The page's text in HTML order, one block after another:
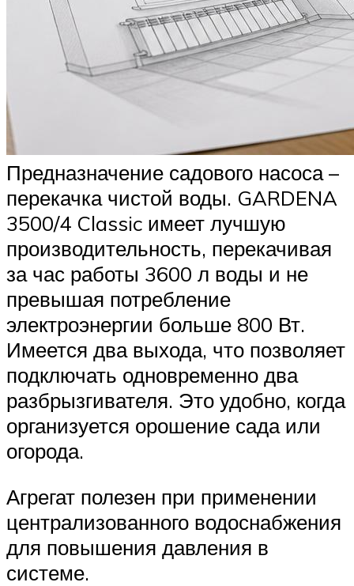
Предназначение садового насоса –
перекачка чистой воды. GARDENA
3500/4 Classic имеет лучшую
производительность, перекачивая
за час работы 3600 л воды и не
превышая потребление
электроэнергии больше 800 Вт.
Имеется два выхода, что позволяет
подключать одновременно два
разбрызгивателя. Это удобно, когда
организуется орошение сада или
огорода.
Агрегат полезен при применении
централизованного водоснабжения
для повышения давления в
системе.